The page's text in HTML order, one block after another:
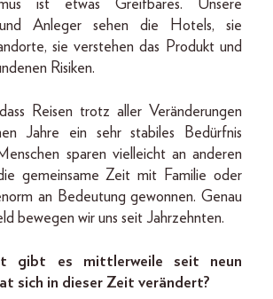
ist etwas Greifbares. Unsere
Anleger sehen die Hotels, sie
sie verstehen das Produkt und
Risiken.
Reisen trotz aller Veränderungen
Jahre ein sehr stabiles Bedürfnis
sparen vielleicht an anderen
gemeinsame Zeit mit Familie oder
an Bedeutung gewonnen. Genau
bewegen wir uns seit Jahrzehnten.
gibt es mittlerweile seit neun
sich in dieser Zeit verändert?